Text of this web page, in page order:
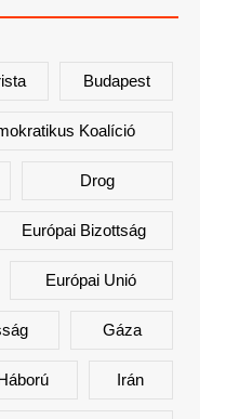
Budapest
Koalíció
Drog
Európai Bizottság
Európai Unió
Gáza
Irán